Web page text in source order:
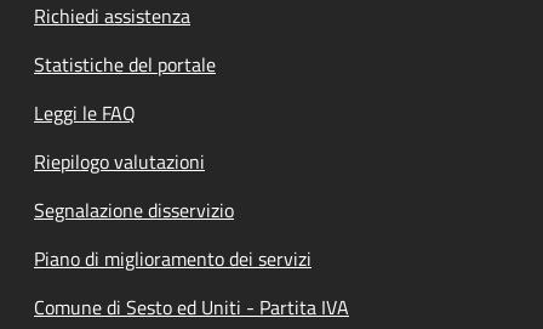
Richiedi assistenza
Statistiche del portale
Leggi le FAQ
Riepilogo valutazioni
Segnalazione disservizio
Piano di miglioramento dei servizi
Comune di Sesto ed Uniti - Partita IVA